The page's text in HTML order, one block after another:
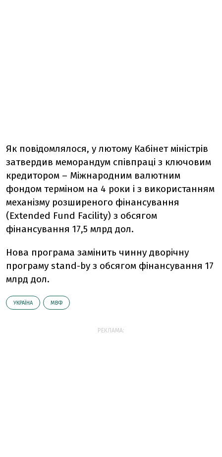
Як повідомлялося, у лютому Кабінет міністрів
затвердив меморандум співпраці з ключовим
кредитором – Міжнародним валютним
фондом терміном на 4 роки і з використанням
механізму розширеного фінансування
(Extended Fund Facility) з обсягом
фінансування 17,5 млрд дол.
Нова програма замінить чинну дворічну
програму stand-by з обсягом фінансування 17
млрд дол.
УКРАЇНА МВФ
РЕКЛАМА: